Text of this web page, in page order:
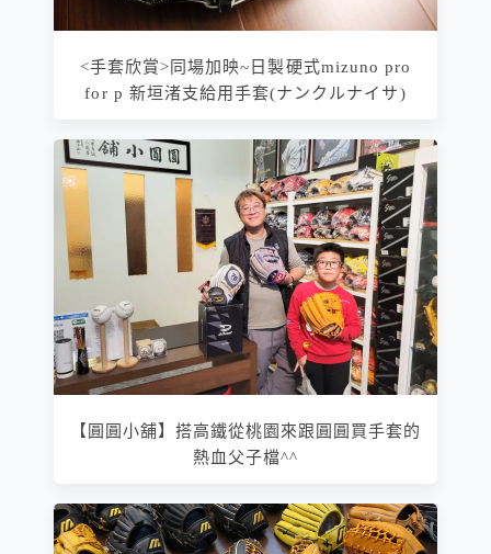
<手套欣賞>同場加映~日製硬式mizuno pro
for p 新垣渚支給用手套(ナンクルナイサ)
【圓圓小舖】搭高鐵從桃園來跟圓圓買手套的
熱血父子檔^^